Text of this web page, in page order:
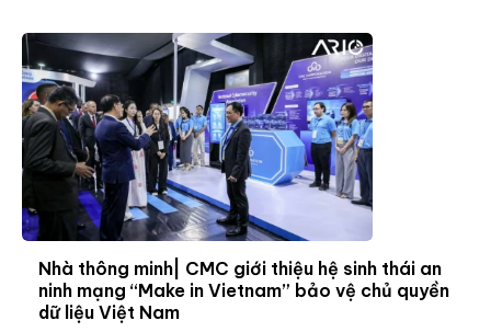
Nhà thông minh| CMC giới thiệu hệ sinh thái an
ninh mạng “Make in Vietnam” bảo vệ chủ quyền
dữ liệu Việt Nam